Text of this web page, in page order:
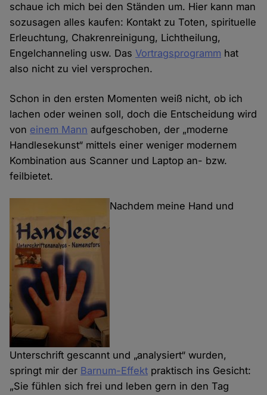
schaue ich mich bei den Ständen um. Hier kann man
sozusagen alles kaufen: Kontakt zu Toten, spirituelle
Erleuchtung, Chakrenreinigung, Lichtheilung,
Engelchanneling usw. DasVortragsprogramm hat
also nicht zu viel versprochen.
Schon in den ersten Momenten weiß nicht, ob ich
lachen oder weinen soll, doch die Entscheidung wird
von einem Mann aufgeschoben, der „moderne
Handlesekunst“ mittels einer weniger modernem
Kombination aus Scanner und Laptop an- bzw.
feilbietet.
Nachdem meine Hand und
Unterschrift gescannt und „analysiert“ wurden,
springt mir der Barnum-Effekt praktisch ins Gesicht:
„Sie fühlen sich frei und leben gern in den Tag